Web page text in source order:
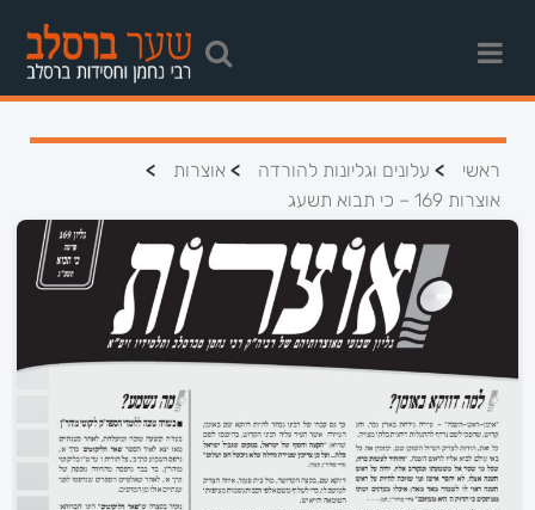
ראשי > עלונים וגליונות להורדה > אוצרות >
אוצרות 169 – כי תבוא תשעג